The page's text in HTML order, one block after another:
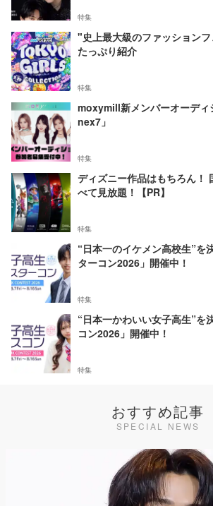
特集
"史上最大級のファッション
たっぷり紹介
特集
moxymill新メンバーオーデ
nex7」
特集
ディズニー作品はもちろん！
べて見放題！【PR】
特集
“日本一のイケメン高校生”を
ターコン2026」開催中！
特集
“日本一かわいい女子高生”を
コン2026」開催中！
特集
おすすめ記事
SPECIAL NEWS